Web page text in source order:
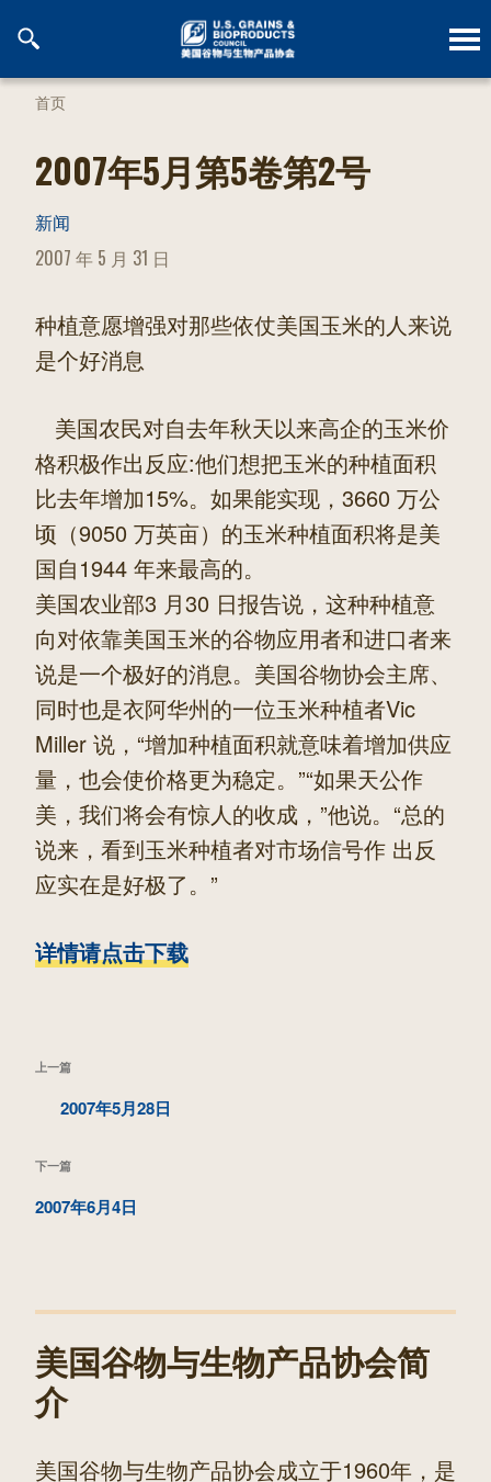
首页
2007年5月第5卷第2号
新闻
POSTED
2007 年 5 月 31 日
种植意愿增强对那些依仗美国玉米的人来说
是个好消息
美国农民对自去年秋天以来高企的玉米价
格积极作出反应:他们想把玉米的种植面积
比去年增加15%。如果能实现，3660 万公
顷（9050 万英亩）的玉米种植面积将是美
国自1944 年来最高的。
美国农业部3 月30 日报告说，这种种植意
向对依靠美国玉米的谷物应用者和进口者来
说是一个极好的消息。美国谷物协会主席、
同时也是衣阿华州的一位玉米种植者Vic
Miller 说，“增加种植面积就意味着增加供应
量，也会使价格更为稳定。”“如果天公作
美，我们将会有惊人的收成，”他说。“总的
说来，看到玉米种植者对市场信号作 出反
应实在是好极了。”
详情请点击下载
文
章
航
上
文
章
上一篇
2007年5月28日
下
一
章
下一篇
2007年6月4日
美国谷物与生物产品协会简
介
美国谷物与生物产品协会成立于1960年，是